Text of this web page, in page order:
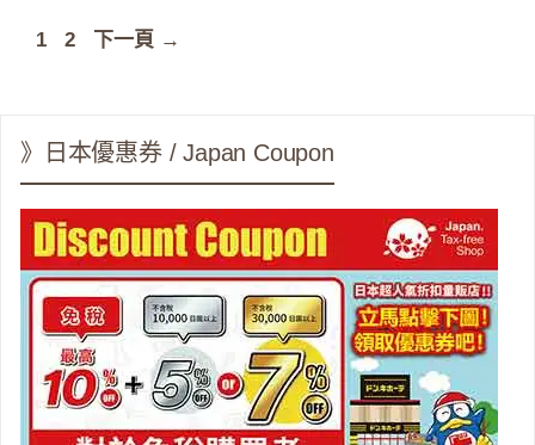
頁
1
頁
2 下一頁 →
》日本優惠券 / Japan Coupon